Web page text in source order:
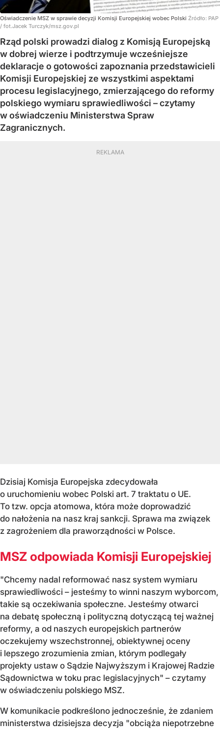
Oświadczenie MSZ w sprawie decyzji Komisji Europejskiej wobec Polski Źródło: PAP
/ fot.Jacek Turczyk/msz.gov.pl
Rząd polski prowadzi dialog z Komisją Europejską
w dobrej wierze i podtrzymuje wcześniejsze
deklaracje o gotowości zapoznania przedstawicieli
Komisji Europejskiej ze wszystkimi aspektami
procesu legislacyjnego, zmierzającego do reformy
polskiego wymiaru sprawiedliwości – czytamy
w oświadczeniu Ministerstwa Spraw
Zagranicznych.
Dzisiaj Komisja Europejska zdecydowała
o uruchomieniu wobec Polski art. 7 traktatu o UE.
To tzw. opcja atomowa, która może doprowadzić
do nałożenia na nasz kraj sankcji. Sprawa ma związek
z zagrożeniem dla praworządności w Polsce.
MSZ odpowiada Komisji Europejskiej
"Chcemy nadal reformować nasz system wymiaru
sprawiedliwości – jesteśmy to winni naszym wyborcom,
takie są oczekiwania społeczne. Jesteśmy otwarci
na debatę społeczną i polityczną dotyczącą tej ważnej
reformy, a od naszych europejskich partnerów
oczekujemy wszechstronnej, obiektywnej oceny
i lepszego zrozumienia zmian, którym podlegały
projekty ustaw o Sądzie Najwyższym i Krajowej Radzie
Sądownictwa w toku prac legislacyjnych" – czytamy
w oświadczeniu polskiego MSZ.
W komunikacie podkreślono jednocześnie, że zdaniem
ministerstwa dzisiejsza decyzja "obciąża niepotrzebne